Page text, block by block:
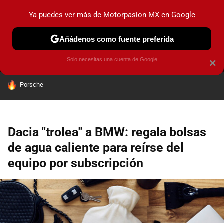
MENÚ NUEVO
INDUSTRIA HOY NO CIRCULA
HOY SE HABLA DE
Porsche
Dacia "trolea" a BMW: regala bolsas
de agua caliente para reírse del
equipo por subscripción
×
Ya puedes ver más de Motorpasion MX en Google
Añádenos como fuente preferida
Solo necesitas una cuenta de Google